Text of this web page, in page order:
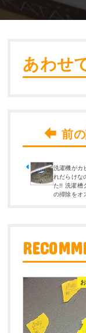
あわせ
洗濯機がカ
れだらけな
た!! 洗濯槽
の掃除をオ